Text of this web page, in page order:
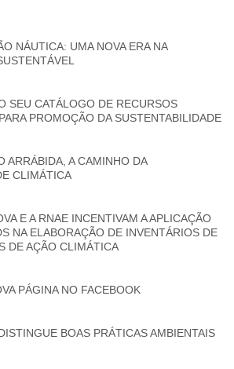
NÁUTICA: UMA NOVA ERA NA
SEU CATÁLOGO DE RECURSOS
PROMOÇÃO DA SUSTENTABILIDADE
ARRÁBIDA, A CAMINHO DA
CLIMÁTICA
E A RNAE INCENTIVAM A APLICAÇÃO
NA ELABORAÇÃO DE INVENTÁRIOS DE
DE AÇÃO CLIMÁTICA
PÁGINA NO FACEBOOK
BOAS PRÁTICAS AMBIENTAIS